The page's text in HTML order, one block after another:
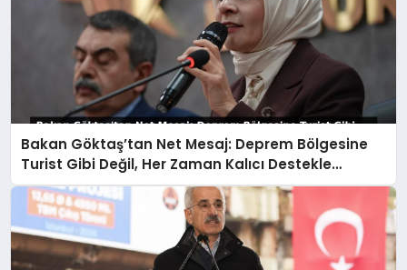
Bakan Göktaş’tan Net Mesaj: Deprem Bölgesine
Turist Gibi Değil, Her Zaman Kalıcı Destekle
Gidiyoruz!